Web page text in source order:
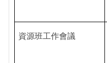
資源班工作會議